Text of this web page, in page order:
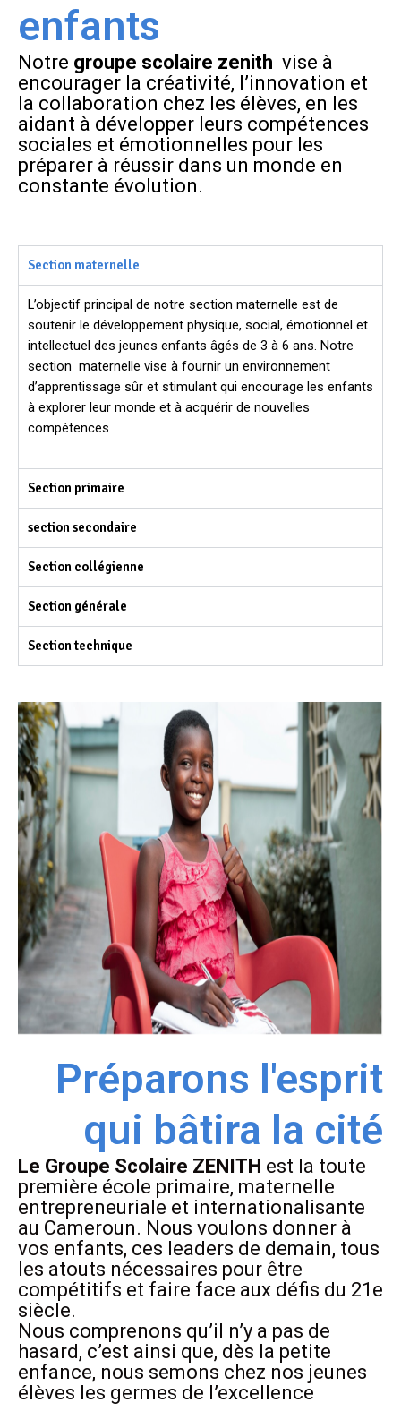
enfants
Notre groupe scolaire zenith vise à
encourager la créativité, l’innovation et
la collaboration chez les élèves, en les
aidant à développer leurs compétences
sociales et émotionnelles pour les
préparer à réussir dans un monde en
constante évolution.
Section maternelle
L’objectif principal de notre section maternelle est de
soutenir le développement physique, social, émotionnel et
intellectuel des jeunes enfants âgés de 3 à 6 ans. Notre
section maternelle vise à fournir un environnement
d’apprentissage sûr et stimulant qui encourage les enfants
à explorer leur monde et à acquérir de nouvelles
compétences
Section primaire
section secondaire
Section collégienne
Section générale
Section technique
Préparons l'esprit
qui bâtira la cité
Le Groupe Scolaire ZENITH est la toute
première école primaire, maternelle
entrepreneuriale et internationalisante
au Cameroun. Nous voulons donner à
vos enfants, ces leaders de demain, tous
les atouts nécessaires pour être
compétitifs et faire face aux défis du 21e
siècle.
Nous comprenons qu’il n’y a pas de
hasard, c’est ainsi que, dès la petite
enfance, nous semons chez nos jeunes
élèves les germes de l’excellence